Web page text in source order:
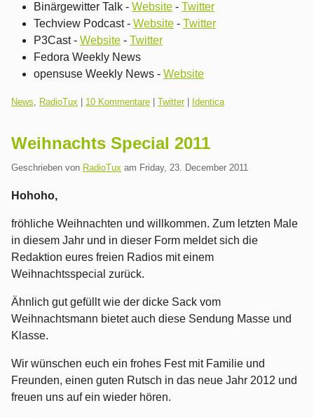
Binärgewitter Talk - Website - Twitter
Techview Podcast - Website - Twitter
P3Cast - Website - Twitter
Fedora Weekly News
opensuse Weekly News - Website
Kategorien:
News, RadioTux 10 Kommentare Twitter| Identica
Weihnachts Special 2011
Geschrieben von RadioTux am Friday, 23. December 2011
Hohoho,
fröhliche Weihnachten und willkommen. Zum letzten Male
in diesem Jahr und in dieser Form meldet sich die
Redaktion eures freien Radios mit einem
Weihnachtsspecial zurück.
Ähnlich gut gefüllt wie der dicke Sack vom
Weihnachtsmann bietet auch diese Sendung Masse und
Klasse.
Wir wünschen euch ein frohes Fest mit Familie und
Freunden, einen guten Rutsch in das neue Jahr 2012 und
freuen uns auf ein wieder hören.